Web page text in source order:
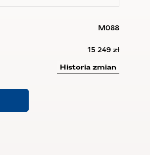
M088
15 249 zł
Historia zmian